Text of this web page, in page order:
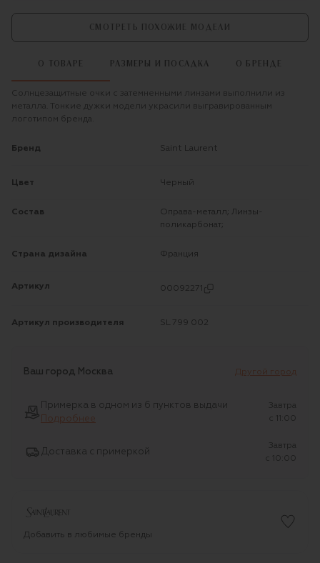
СМОТРЕТЬ ПОХОЖИЕ МОДЕЛИ
О ТОВАРЕ РАЗМЕРЫ И ПОСАДКА О БРЕНДЕ
Солнцезащитные очки с затемненными линзами выполнили из
металла. Тонкие дужки модели украсили выгравированным
логотипом бренда.
Бренд Saint Laurent
Цвет Черный
Состав
Оправа-металл; Линзы-
поликарбонат;
Страна дизайна Франция
Артикул 00092271
Артикул производителя SL 799 002
Ваш город Москва Другой город
Примерка в одном из 6 пунктов выдачи
Подробнее
Завтра
c 11:00
Доставка с примеркой
Завтра
c 10:00
Добавить в любимые бренды